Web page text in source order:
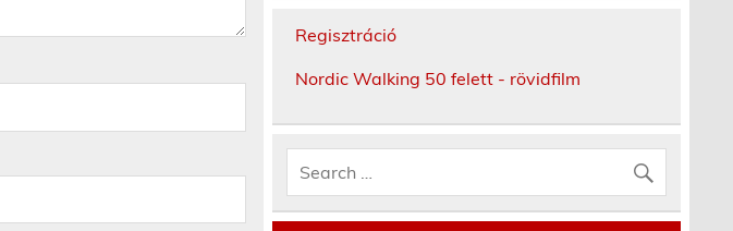
Regisztráció
Nordic Walking 50 felett - rövidfilm